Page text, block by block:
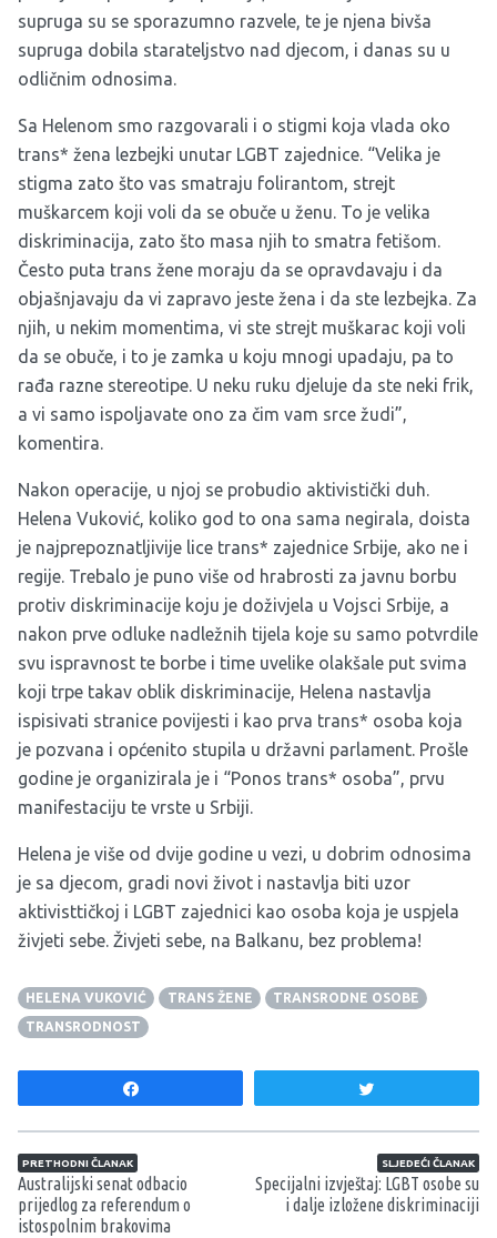
supruga su se sporazumno razvele, te je njena bivša
supruga dobila starateljstvo nad djecom, i danas su u
odličnim odnosima.
Sa Helenom smo razgovarali i o stigmi koja vlada oko
trans* žena lezbejki unutar LGBT zajednice. “Velika je
stigma zato što vas smatraju folirantom, strejt
muškarcem koji voli da se obuče u ženu. To je velika
diskriminacija, zato što masa njih to smatra fetišom.
Često puta trans žene moraju da se opravdavaju i da
objašnjavaju da vi zapravo jeste žena i da ste lezbejka. Za
njih, u nekim momentima, vi ste strejt muškarac koji voli
da se obuče, i to je zamka u koju mnogi upadaju, pa to
rađa razne stereotipe. U neku ruku djeluje da ste neki frik,
a vi samo ispoljavate ono za čim vam srce žudi”,
komentira.
Nakon operacije, u njoj se probudio aktivistički duh.
Helena Vuković, koliko god to ona sama negirala, doista
je najprepoznatljivije lice trans* zajednice Srbije, ako ne i
regije. Trebalo je puno više od hrabrosti za javnu borbu
protiv diskriminacije koju je doživjela u Vojsci Srbije, a
nakon prve odluke nadležnih tijela koje su samo potvrdile
svu ispravnost te borbe i time uvelike olakšale put svima
koji trpe takav oblik diskriminacije, Helena nastavlja
ispisivati stranice povijesti i kao prva trans* osoba koja
je pozvana i općenito stupila u državni parlament. Prošle
godine je organizirala je i “Ponos trans* osoba”, prvu
manifestaciju te vrste u Srbiji.
Helena je više od dvije godine u vezi, u dobrim odnosima
je sa djecom, gradi novi život i nastavlja biti uzor
aktivisttičkoj i LGBT zajednici kao osoba koja je uspjela
živjeti sebe. Živjeti sebe, na Balkanu, bez problema!
HELENA VUKOVIĆ TRANS ŽENE
TRANSRODNE OSOBE
TRANSRODNOST
Navigacija članaka
PRETHODNI ČLANAK
Australijski senat odbacio
prijedlog za referendum o
istospolnim brakovima
SLJEDEĆI ČLANAK
Specijalni izvještaj: LGBT osobe su
i dalje izložene diskriminaciji